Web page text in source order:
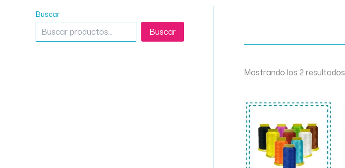
Buscar
Buscar
Mostrando los 2 resultados